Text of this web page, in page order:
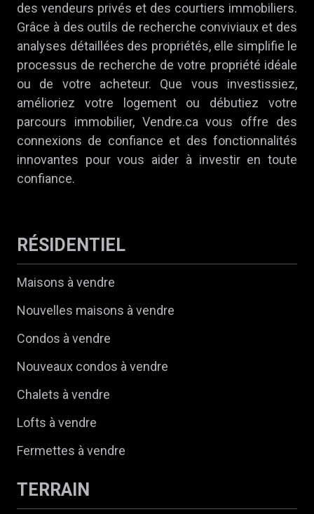
des vendeurs privés et des courtiers immobiliers.
Grâce à des outils de recherche conviviaux et des
analyses détaillées des propriétés, elle simplifie le
processus de recherche de votre propriété idéale
ou de votre acheteur. Que vous investissiez,
amélioriez votre logement ou débutiez votre
parcours immobilier, Vendre.ca vous offre des
connexions de confiance et des fonctionnalités
innovantes pour vous aider à investir en toute
confiance.
RÉSIDENTIEL
Maisons à vendre
Nouvelles maisons à vendre
Condos à vendre
Nouveaux condos à vendre
Chalets à vendre
Lofts à vendre
Fermettes à vendre
TERRAIN